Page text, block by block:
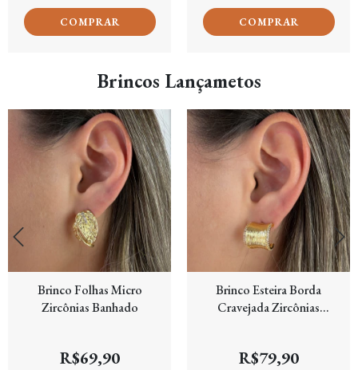
Brincos Lançametos
Brinco Folhas Micro
Zircônias Banhado
R$69,90
Brinco Esteira Borda
Cravejada Zircônias
R$79,90